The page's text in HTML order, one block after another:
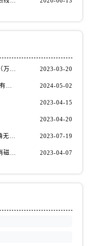
万国手表在深圳的维修地址在哪了（万国手表如何更换表带） 2023-03-20
万国手表表带翻新的作用(表带翻新有什么用) 2024-05-02
2023-04-15
2023-04-20
万国手表快1分钟(如何调整时间准确无误) 2023-07-19
万国手表怎么进行有效的方法进行消磁呢(机械手表消磁) 2023-04-07